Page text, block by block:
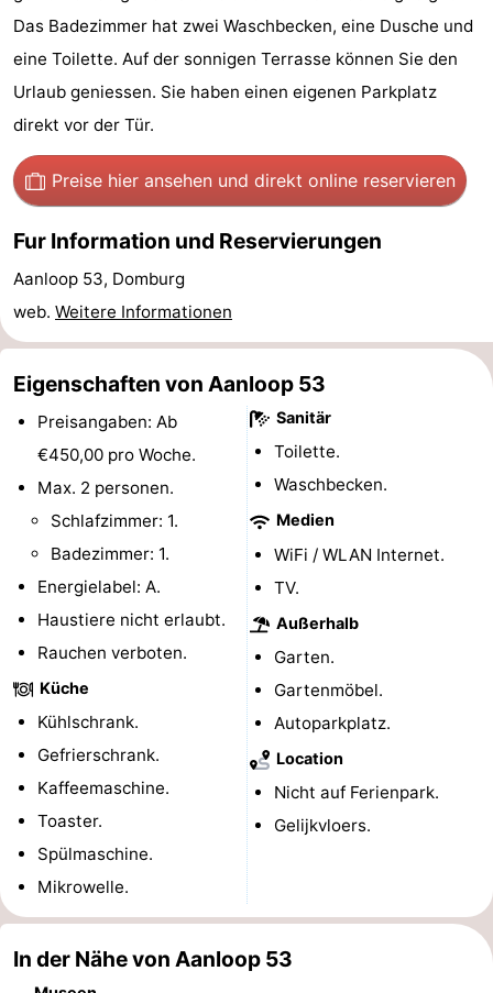
Sehen
&
tun
-
Museen
-
Denkmäler
-
Mühlen
-
Leuchtturme
-
Aussichtspunkte
Attraktionen
-
Spielplätze
Indoor-
Spielplätze
-
Bowling
Minigolfplätze
Wellness-
Zentren
Dörfer
&
Städte
Natur
Führungen
Sport
-
Schwimmbader
Radfahren
-
Das Badezimmer hat zwei Waschbecken, eine Dusche und
eine Toilette. Auf der sonnigen Terrasse können Sie den
Urlaub geniessen. Sie haben einen eigenen Parkplatz
direkt vor der Tür.
Preise hier ansehen und direkt online reservieren
Fur Information und Reservierungen
Aanloop 53, Domburg
web. Weitere Informationen
Eigenschaften von Aanloop 53
Preisangaben: Ab
€450,00 pro Woche.
Max. 2 personen.
Schlafzimmer: 1.
Badezimmer: 1.
Energielabel: A.
Haustiere nicht erlaubt.
Rauchen verboten.
Küche
Kühlschrank.
Gefrierschrank.
Kaffeemaschine.
Toaster.
Spülmaschine.
Mikrowelle.
Sanitär
Toilette.
Waschbecken.
Medien
WiFi / WLAN Internet.
TV.
Außerhalb
Garten.
Gartenmöbel.
Autoparkplatz.
Location
Nicht auf Ferienpark.
Gelijkvloers.
In der Nähe von Aanloop 53